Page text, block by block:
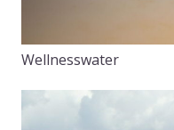
Wellnesswater